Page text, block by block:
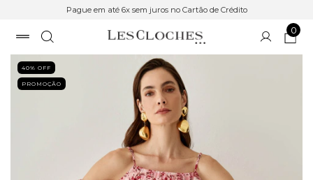
Pague em até 6x sem juros no Cartão de Crédito
0
40% OFF
PROMOÇÃO